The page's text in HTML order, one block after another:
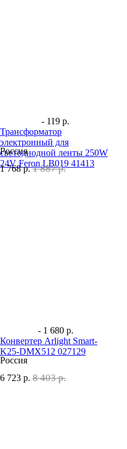
- 119 р.
Трансформатор
электронный для
светодиодной ленты 250W
24V Feron LB019 41413
Россия
1 768 р. 1 887 р.
- 1 680 р.
Конвертер Arlight Smart-
K25-DMX512 027129
Россия
6 723 р. 8 403 р.